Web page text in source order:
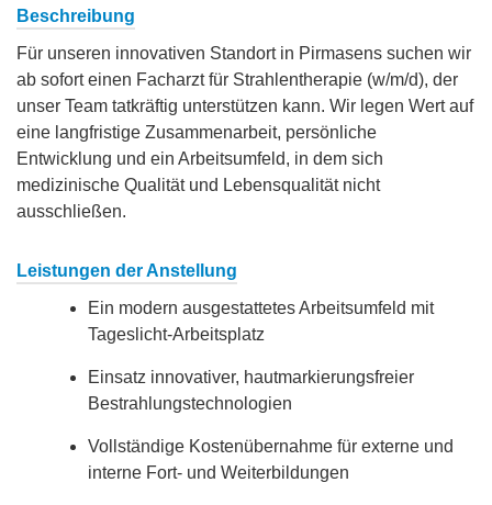
Beschreibung
Für unseren innovativen Standort in Pirmasens suchen wir
ab sofort einen Facharzt für Strahlentherapie (w/m/d), der
unser Team tatkräftig unterstützen kann. Wir legen Wert auf
eine langfristige Zusammenarbeit, persönliche
Entwicklung und ein Arbeitsumfeld, in dem sich
medizinische Qualität und Lebensqualität nicht
ausschließen.
Leistungen der Anstellung
Ein modern ausgestattetes Arbeitsumfeld mit
Tageslicht-Arbeitsplatz
Einsatz innovativer, hautmarkierungsfreier
Bestrahlungstechnologien
Vollständige Kostenübernahme für externe und
interne Fort- und Weiterbildungen